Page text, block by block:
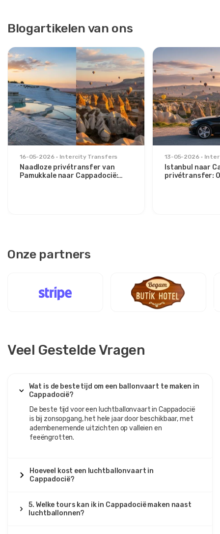
Blogartikelen van ons
16-05-2026 Intercity Transfers
Naadloze privétransfer van
Pamukkale naar Cappadocië:
13-05-2026
Istanbul naar
privétransfer:
Onze partners
Veel Gestelde Vragen
Wat is de beste tijd om een ​​ballonvaart te maken in
Cappadocië?
De beste tijd voor een luchtballonvaart in Cappadocië
is bij zonsopgang, het hele jaar door beschikbaar, met
adembenemende uitzichten op valleien en
feeëngrotten.
Hoeveel kost een luchtballonvaart in
Cappadocië?
5. Welke tours kan ik in Cappadocië maken naast
luchtballonnen?